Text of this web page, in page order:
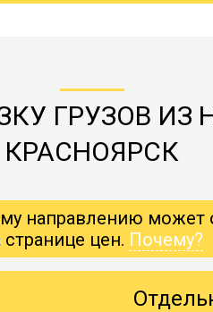
ГРУЗОВ ИЗ
КРАСНОЯРСК
направлению может
странице цен. Почему?